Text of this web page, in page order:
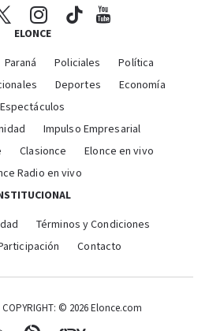
ELONCE
Paraná Policiales
Política
Deportes
Economía
Espectáculos
Impulso Empresarial
Clasionce
Elonce en vivo
Radio en vivo
Términos y Condiciones
Contacto
© 2026 Elonce.com